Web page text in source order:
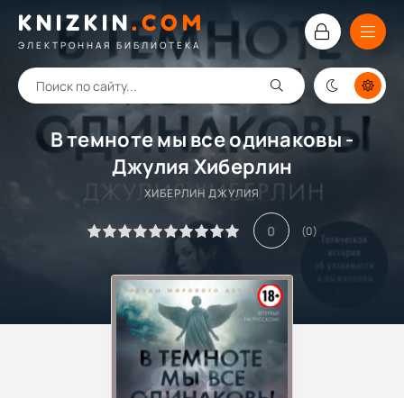
KNIZKIN.COM
ЭЛЕКТРОННАЯ БИБЛИОТЕКА
В темноте мы все одинаковы -
Джулия Хиберлин
ХИБЕРЛИН ДЖУЛИЯ
0 (0)